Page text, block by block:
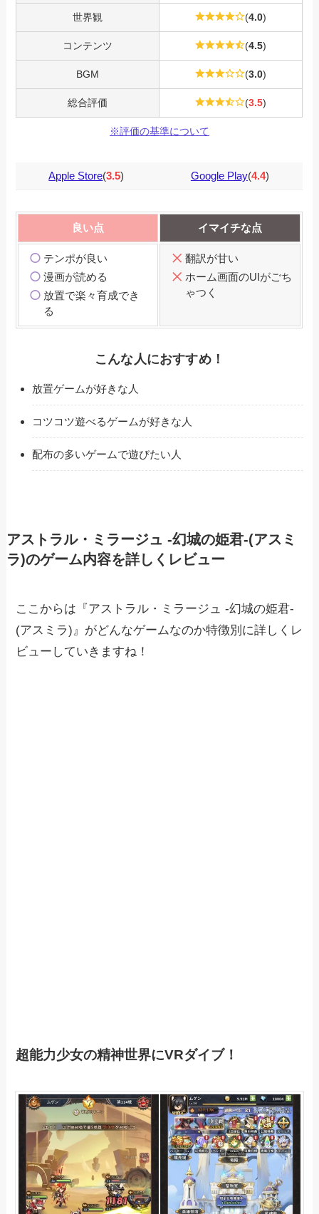
世界観 (4.0)
コンテンツ (4.5)
BGM (3.0)
総合評価 (3.5)
※評価の基準について
Apple Store(3.5) Google Play(4.4)
良い点 イマイチな点
テンポが良い
漫画が読める
放置で楽々育成でき
る
翻訳が甘い
ホーム画面のUIがごち
ゃつく
こんな人におすすめ！
放置ゲームが好きな人
コツコツ遊べるゲームが好きな人
配布の多いゲームで遊びたい人
アストラル・ミラージュ -幻城の姫君-(アスミ
ラ)のゲーム内容を詳しくレビュー
ここからは『アストラル・ミラージュ -幻城の姫君-
(アスミラ)』がどんなゲームなのか特徴別に詳しくレ
ビューしていきますね！
超能力少女の精神世界にVRダイブ！